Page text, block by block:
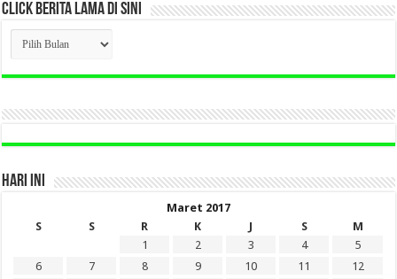
CLICK BERITA LAMA DI SINI
CLICK
BERITA
LAMA
DI
HARI INI
Maret 2017
S
S R K J S
M
1
2 3 4
5
6
7 8 9 10 11
12